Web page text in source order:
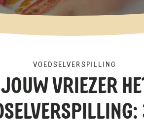
VOEDSELVERSPILLING
VRIEZER